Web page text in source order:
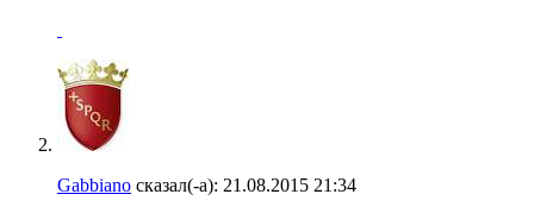
Gabbiano сказал(-а): 21.08.2015 21:34